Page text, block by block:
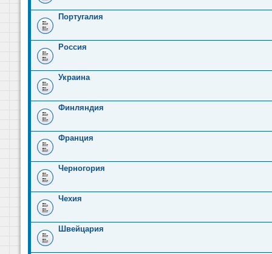
Португалия
Россия
Украина
Финляндия
Франция
Черногория
Чехия
Швейцария